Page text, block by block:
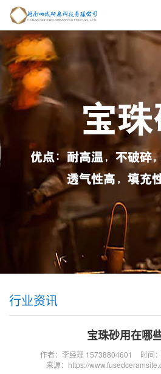
行业资讯
宝珠砂用在哪
作者：李经理 15738804601
时间
来源：https://